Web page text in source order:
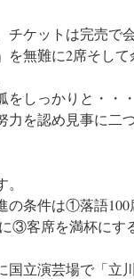
チケットは完売で
を無難に2席そして
をしっかりと・・
力を認め見事に二
の条件は①落語100
③客席を満杯にす
国立演芸場で「立